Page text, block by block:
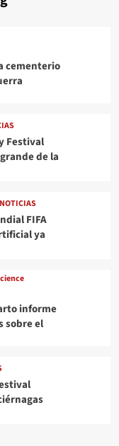
cementerio
Festival
de la
NOTICIAS
FIFA
ya
informe
sobre el